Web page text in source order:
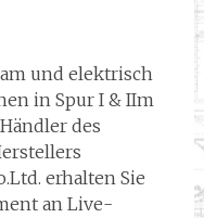
und elektrisch
in Spur I & IIm
des
erhalten Sie
an Live-